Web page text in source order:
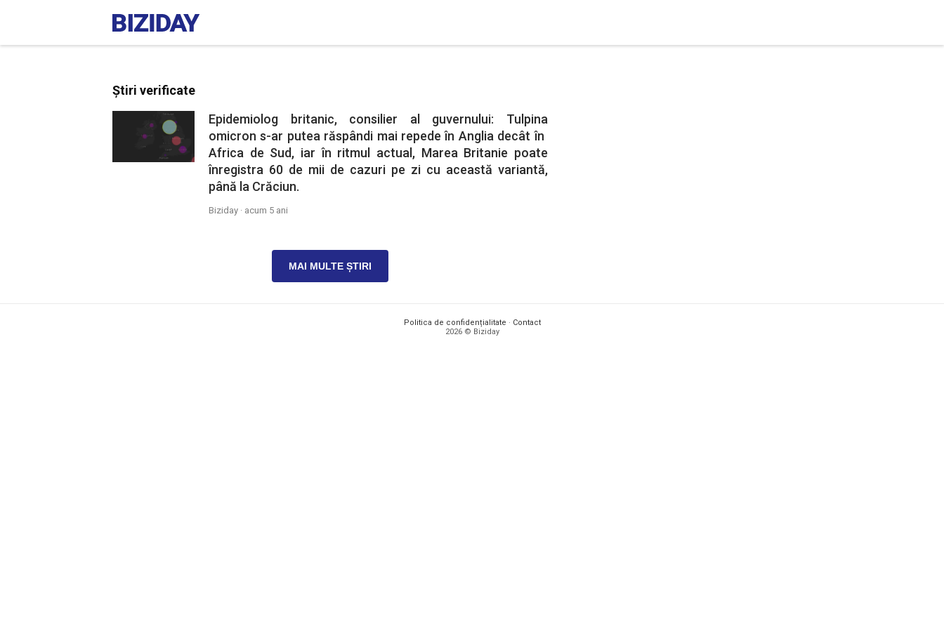
Știri verificate
Epidemiolog britanic, consilier al guvernului: Tulpina
omicron s-ar putea răspândi mai repede în Anglia decât în ​​
Africa de Sud, iar în ritmul actual, Marea Britanie poate
înregistra 60 de mii de cazuri pe zi cu această variantă,
până la Crăciun.
Biziday · acum 5 ani
MAI MULTE ȘTIRI
Politica de confidențialitate · Contact
2026 © Biziday